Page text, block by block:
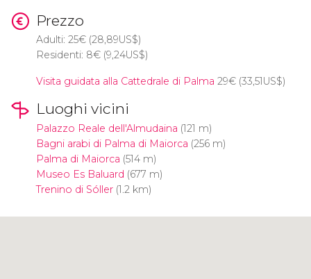
Prezzo
Adulti: 25€(28,89US$)
Residenti: 8€(9,24US$)
Visita guidata alla Cattedrale di Palma 29€(33,51 US$)
Luoghi vicini
Palazzo Reale dell'Almudaina (121 m)
Bagni arabi di Palma di Maiorca (256 m)
Palma di Maiorca (514 m)
Museo Es Baluard (677 m)
Trenino di Sóller(1.2 km)